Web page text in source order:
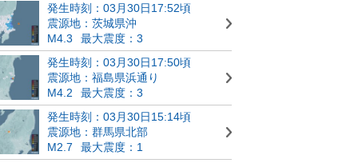
発生時刻：03月30日17:52頃
震源地：茨城県沖
M4.3
最大震度：3
発生時刻：03月30日17:50頃
震源地：福島県浜通り
M4.2
最大震度：3
発生時刻：03月30日15:14頃
震源地：群馬県北部
M2.7
最大震度：1